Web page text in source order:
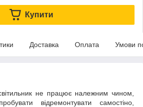
Купити
Доставка Оплата Умови
не працює належним чином,
відремонтувати самостіно,